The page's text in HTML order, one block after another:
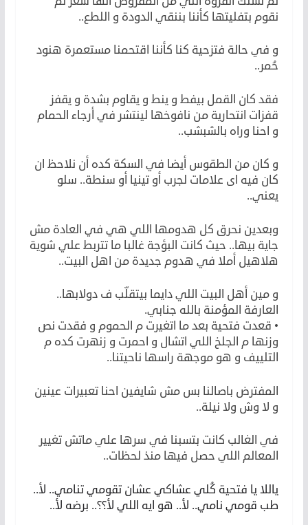
نقوم بتفليتها كأننا بننقي الدودة و اللطع..
و في حالة فتزحية كنا كأننا اقتحمنا مستعمرة هنود
حُمر..
فقد كان القمل بيفط و ينط و يقاوم بشدة و يقفز
قفزات انتحارية من نافوخها لينتشر في أرجاء الحمام
و احنا وراه بالشبشب..
و كان من الطقوس أيضا في السكة كده أن نلاحظ ان
كان فيه اى علامات لجرب أو تينيا أو سنطة.. سلو
يعني..
وبعدين نحرق كل هدومها اللي هي في العادة مش
جاية بيها.. حيث كانت البؤجة غالبا ما تتربط علي شوية
هلاهيل أملا في هدوم جديدة من اهل البيت..
و مين أهل البيت اللي دايما بيتقلّب ف دولابها..
العارفة المؤمنة بالله جنابي.
• قعدت فتحية بعد ما اتغيرت م الحموم و فقدت نص
وزنها م الجلخ اللي اتشال و احمرت و زنهرت كده م
التلييف و هو موجهة راسها ناحيتنا..
المفترض باصالنا بس مش شايفين احنا تعبيرات عينين
و لا وش ولا نيلة..
في الغالب كانت بتسبنا في سرها علي ماتش تغيير
المعالم اللي حصل فيها منذ لحظات..
ياللا يا فتحية كُلي عشاكي عشان تقومي تنامي.. لأ..
طب قومي نامي.. لأ.. هو ايه اللي لأ؟؟.. برضه لأ..